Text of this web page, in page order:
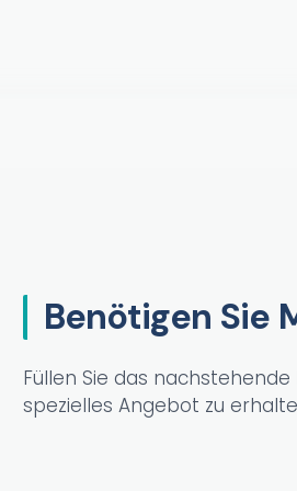
Benötigen Sie
Füllen Sie das
spezielles Angebot zu